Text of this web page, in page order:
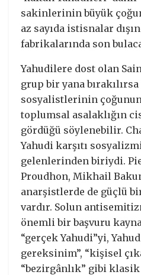
sakinlerinin büyük
az sayıda istisnalar
fabrikalarında son
Yahudilere dost olan
grup bir yana bırakılırsa
sosyalistlerinin
toplumsal asalaklığın
gördüğü söylenebilir.
Yahudi karşıtı
gelenlerinden biriydi.
Proudhon, Mikhail
anarşistlerde de güçlü
vardır. Solun
önemli bir başvuru
“gerçek Yahudi”yi,
gereksinim”, “kişisel
“bezirgânlık” gibi